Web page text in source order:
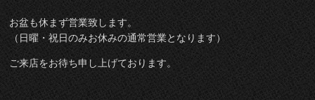
お盆も休まず営業致します。
（日曜・祝日のみお休みの通常営業となります）
ご来店をお待ち申し上げております。